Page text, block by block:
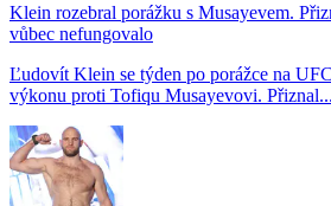
Klein rozebral porážku s Musayevem.
vůbec nefungovalo
Ľudovít Klein se týden po porážce na
výkonu proti Tofiqu Musayevovi. Přiznal...